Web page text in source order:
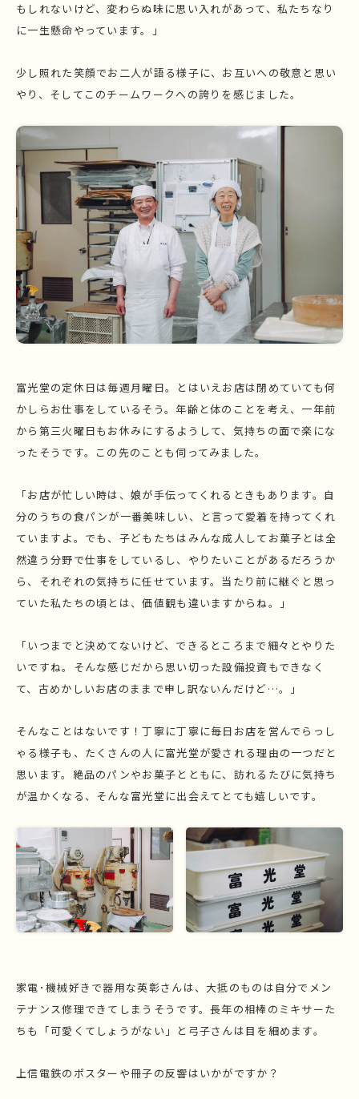
もしれないけど、変わらぬ味に思い入れがあって、私たちなり
に一生懸命やっています。」
少し照れた笑顔でお二人が語る様子に、お互いへの敬意と思い
やり、そしてこのチームワークへの誇りを感じました。
富光堂の定休日は毎週月曜日。とはいえお店は閉めていても何
かしらお仕事をしているそう。年齢と体のことを考え、一年前
から第三火曜日もお休みにするようして、気持ちの面で楽にな
ったそうです。この先のことも伺ってみました。
「お店が忙しい時は、娘が手伝ってくれるときもあります。自
分のうちの食パンが一番美味しい、と言って愛着を持ってくれ
ていますよ。でも、子どもたちはみんな成人してお菓子とは全
然違う分野で仕事をしているし、やりたいことがあるだろうか
ら、それぞれの気持ちに任せています。当たり前に継ぐと思っ
ていた私たちの頃とは、価値観も違いますからね。」
「いつまでと決めてないけど、できるところまで細々とやりた
いですね。そんな感じだから思い切った設備投資もできなく
て、古めかしいお店のままで申し訳ないんだけど…。」
そんなことはないです！丁寧に丁寧に毎日お店を営んでらっし
ゃる様子も、たくさんの人に富光堂が愛される理由の一つだと
思います。絶品のパンやお菓子とともに、訪れるたびに気持ち
が温かくなる、そんな富光堂に出会えてとても嬉しいです。
家電･機械好きで器用な英彰さんは、大抵のものは自分でメン
テナンス修理できてしまうそうです。長年の相棒のミキサーた
ちも「可愛くてしょうがない」と弓子さんは目を細めます。
上信電鉄のポスターや冊子の反響はいかがですか？